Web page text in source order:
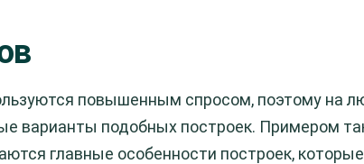
повышенным спросом, поэтому на
варианты подобных построек. Примером
главные особенности построек, которые